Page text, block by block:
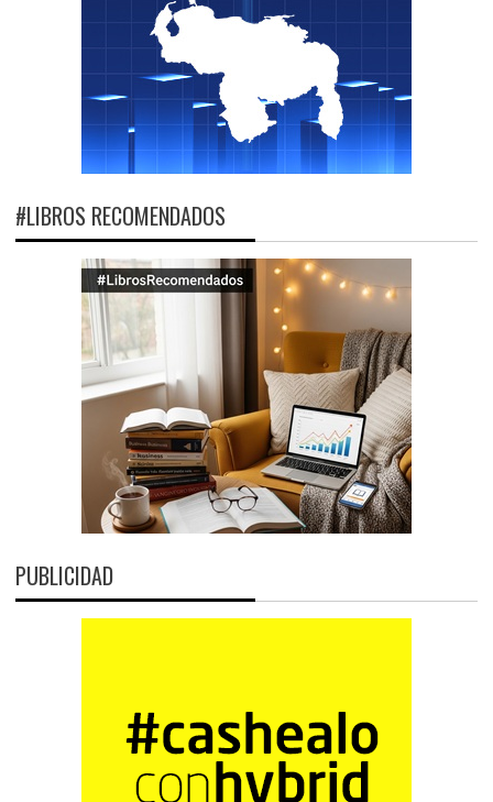
#LIBROS RECOMENDADOS
PUBLICIDAD